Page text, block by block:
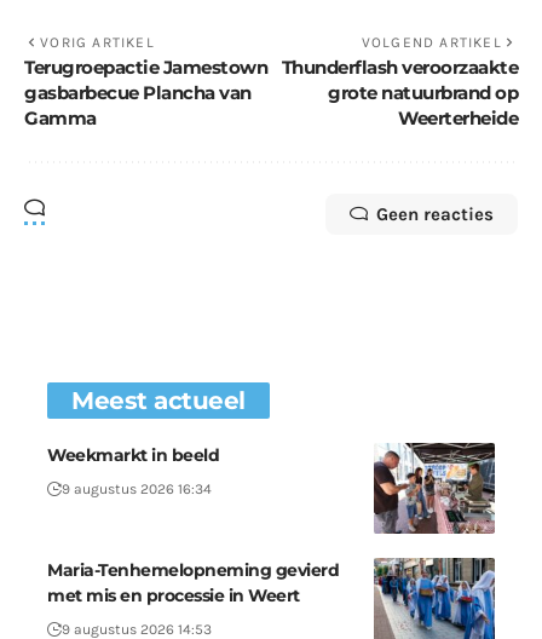
VORIG ARTIKEL
Terugroepactie Jamestown
gasbarbecue Plancha van
Gamma
VOLGEND ARTIKEL
Thunderflash veroorzaakte
grote natuurbrand op
Weerterheide
Geen reacties
Meest actueel
Weekmarkt in beeld
9 augustus 2026 16:34
Maria-Tenhemelopneming gevierd
met mis en processie in Weert
9 augustus 2026 14:53